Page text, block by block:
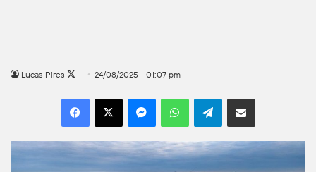
Lucas Pires
Follow
X
24/08/2025 - 01:07 pm
Facebook
X MessengerWhatsAppTelegramCompartilhar por e-mail